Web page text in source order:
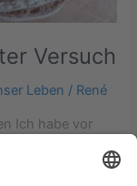
Versuch
Leben / René
Ich habe vor
und